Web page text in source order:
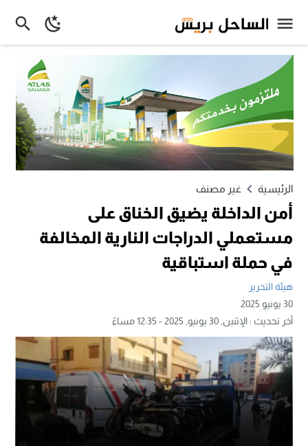
الرئيسية غير مصنف
أمن الداخلة يضيق الخناق على
مستعملي الدراجات النارية المخالفة
في حملة استباقية
هيئة التحرير
30 يونيو 2025
آخر تحديث :الإثنين, 30 يونيو, 2025 - 12:35 مساءً